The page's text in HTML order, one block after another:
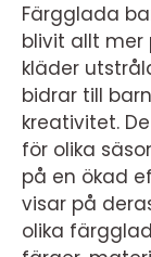
Färgglada
blivit allt mer
kläder
bidrar till
kreativitet.
för olika
på en ökad
visar på
olika